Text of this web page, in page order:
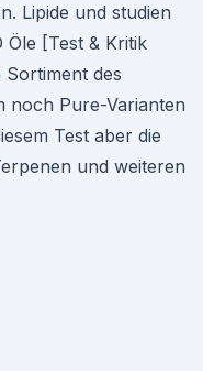
Lipide und studien
Öle [Test & Kritik
des
noch Pure-Varianten
Test aber die
und weiteren